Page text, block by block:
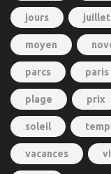
jours juillet
moyen
parcs paris
plage prix
soleil
vacances